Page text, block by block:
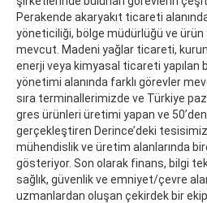
Perakende akaryakıt ticareti
yöneticiliği, bölge müdürlüğü ve
mevcut. Madeni yağlar ticareti,
enerji veya kimyasal ticareti yapılan
yönetimi alanında farklı görevler
sıra terminallerimizde ve Türkiye
gres ürünleri üretimi yapan ve
gerçekleştiren Derince’deki
mühendislik ve üretim alanlarında
gösteriyor. Son olarak finans, bilgi
sağlık, güvenlik ve emniyet/çevre
uzmanlardan oluşan çekirdek bir